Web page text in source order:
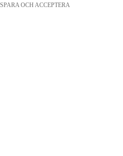
SPARA OCH ACCEPTERA